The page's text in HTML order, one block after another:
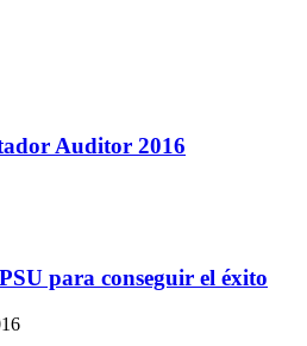
Auditor 2016
para conseguir el éxito